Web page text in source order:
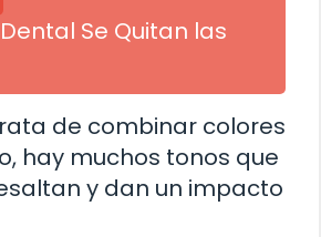
Se Quitan las
de combinar colores
hay muchos tonos que
y dan un impacto